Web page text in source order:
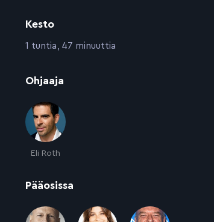
Kesto
:1 tuntia, 47 minuuttia
Ohjaaja
Eli Roth
Pääosissa